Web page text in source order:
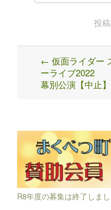
投稿
Post
navigation
← 仮面ライダー
ーライブ2022
幕別公演【中止】
R8年度の募集は終了しま